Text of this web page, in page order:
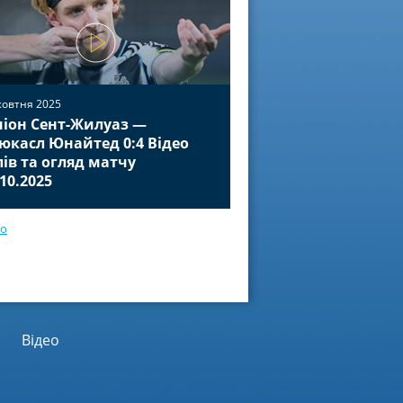
2025
Сент-Жилуаз —
Юнайтед 0:4 Відео
та огляд матчу
Відео